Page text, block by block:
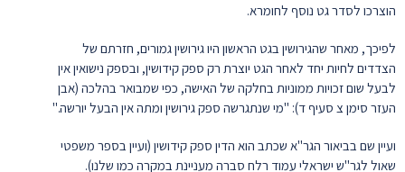
הוצרכו לסדר גט נוסף לחומרא.
לפיכך, מאחר שהגירושין בגט הראשון היו גירושין גמורים, חזרתם של
הצדדים לחיות יחד לאחר הגט יוצרת רק ספק קידושין, ובספק נישואין אין
לבעל שום זכויות ממוניות בחלקה של האישה, כפי שמבואר בהלכה (אבן
העזר סימן צ סעיף ד): "מי שנתגרשה ספק גירושין ומתה אין הבעל יורשה."
ועיין שם בביאור הגר"א שכתב הוא הדין ספק קידושין (ועיין בספר משפטי
שאול לגר"ש ישראלי עמוד רלח סברה מעניינת במקרה כמו שלנו).